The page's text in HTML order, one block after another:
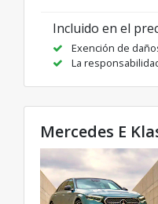
Incluido en el
Exención de
La
Mercedes E